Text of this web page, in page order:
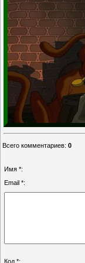
Всего комментариев: 0
Имя *:
Email *:
Код *: